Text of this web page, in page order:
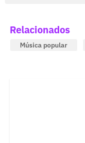
Relacionados
Música popular